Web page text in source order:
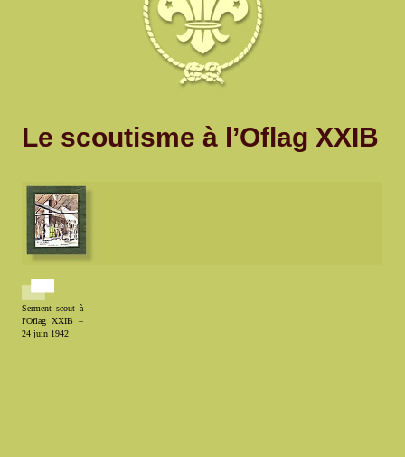
Le scoutisme à l’Oflag XXIB
Serment scout à
l'Oflag XXIB –
24 juin 1942